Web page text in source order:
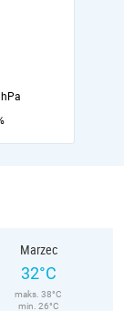
Marzec
32°C
maks. 38°C
min. 26°C